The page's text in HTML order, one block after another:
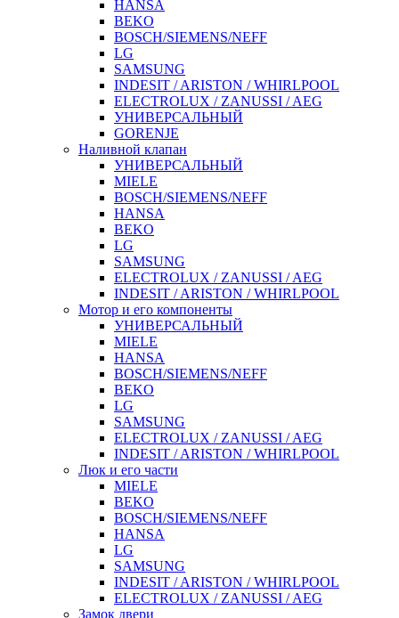
HANSA
BEKO
BOSCH/SIEMENS/NEFF
LG
SAMSUNG
INDESIT / ARISTON / WHIRLPOOL
ELECTROLUX / ZANUSSI / AEG
УНИВЕРСАЛЬНЫЙ
GORENJE
Наливной клапан
УНИВЕРСАЛЬНЫЙ
MIELE
BOSCH/SIEMENS/NEFF
HANSA
BEKO
LG
SAMSUNG
ELECTROLUX / ZANUSSI / AEG
INDESIT / ARISTON / WHIRLPOOL
Мотор и его компоненты
УНИВЕРСАЛЬНЫЙ
MIELE
HANSA
BOSCH/SIEMENS/NEFF
BEKO
LG
SAMSUNG
ELECTROLUX / ZANUSSI / AEG
INDESIT / ARISTON / WHIRLPOOL
Люк и его части
MIELE
BEKO
BOSCH/SIEMENS/NEFF
HANSA
LG
SAMSUNG
INDESIT / ARISTON / WHIRLPOOL
ELECTROLUX / ZANUSSI / AEG
Замок двери